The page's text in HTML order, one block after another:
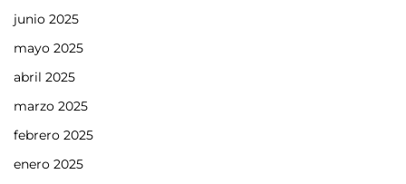
junio 2025
mayo 2025
abril 2025
marzo 2025
febrero 2025
enero 2025